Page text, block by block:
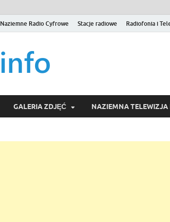
Naziemne Radio Cyfrowe Stacje radiowe Radiofonia i
Wideo
GALERIA ZDJĘĆ NAZIEMNA TELEWIZJA